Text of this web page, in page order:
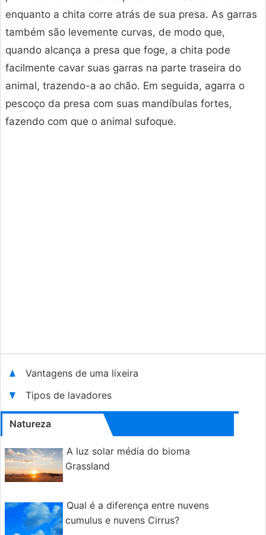
enquanto a chita corre atrás de sua presa. As garras
também são levemente curvas, de modo que,
quando alcança a presa que foge, a chita pode
facilmente cavar suas garras na parte traseira do
animal, trazendo-a ao chão. Em seguida, agarra o
pescoço da presa com suas mandíbulas fortes,
fazendo com que o animal sufoque.
Vantagens de uma lixeira
Tipos de lavadores
Natureza
A luz solar média do bioma
Grassland
Qual é a diferença entre nuvens
cumulus e nuvens Cirrus?